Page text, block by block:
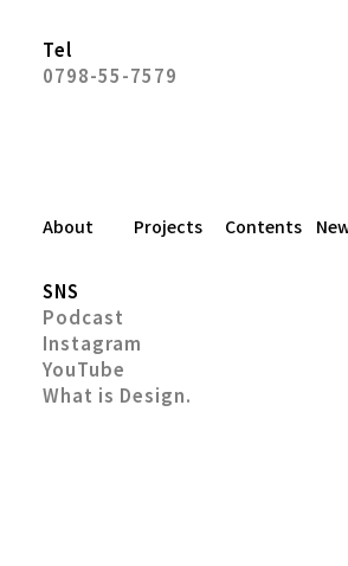
Tel
0798-55-7579
About Projects Contents
SNS
Podcast
Instagram
YouTube
What is Design.